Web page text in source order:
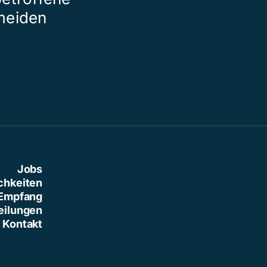
Jobs
Kontakt